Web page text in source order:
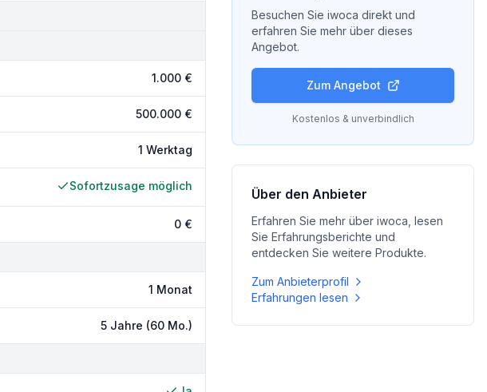
1.000 €
500.000 €
1 Werktag
Sofortzusage möglich
0 €
1 Monat
5 Jahre (60 Mo.)
Besuchen Sie iwoca direkt und
erfahren Sie mehr über dieses
Angebot.
Zum Angebot
Kostenlos & unverbindlich
Über den Anbieter
Erfahren Sie mehr über iwoca , lesen
Sie Erfahrungsberichte und
entdecken Sie weitere Produkte.
Zum Anbieterprofil
Erfahrungen lesen